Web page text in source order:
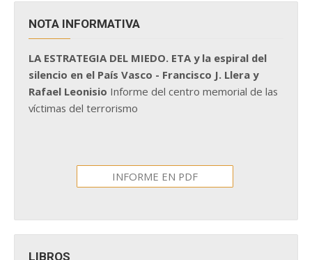
NOTA INFORMATIVA
LA ESTRATEGIA DEL MIEDO. ETA y la espiral del
silencio en el País Vasco - Francisco J. Llera y
Rafael Leonisio Informe del centro memorial de las
víctimas del terrorismo
INFORME EN PDF
LIBROS